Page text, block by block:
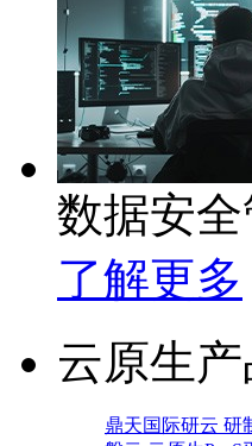
数据安
了解更多
云原生
鼎天国际研云 研